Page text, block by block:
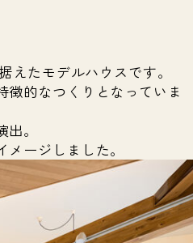
えたモデルハウスです。
的なつくりとなっていま
。
ージしました。